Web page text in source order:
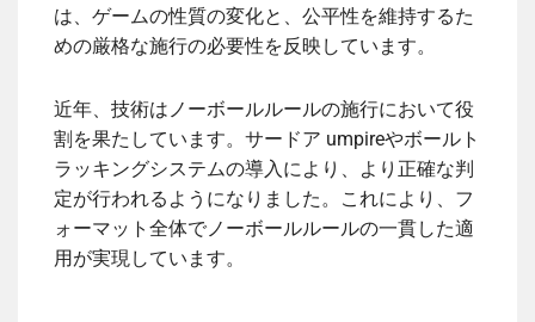
は、ゲームの性質の変化と、公平性を維持するた
めの厳格な施行の必要性を反映しています。
近年、技術はノーボールルールの施行において役
割を果たしています。サードア umpireやボールト
ラッキングシステムの導入により、より正確な判
定が行われるようになりました。これにより、フ
ォーマット全体でノーボールルールの一貫した適
用が実現しています。